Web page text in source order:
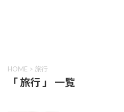
HOME > 旅行
「 旅行 」 一覧